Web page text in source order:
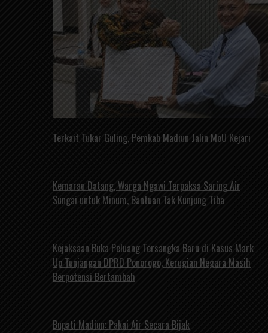
Terkait Tukar Guling, Pemkab Madiun Jalin MoU Kejari
Kemarau Datang, Warga Ngawi Terpaksa Saring Air
Sungai untuk Minum, Bantuan Tak Kunjung Tiba
Kejaksaan Buka Peluang Tersangka Baru di Kasus Mark
Up Tunjangan DPRD Ponorogo, Kerugian Negara Masih
Berpotensi Bertambah
Bupati Madiun: Pakai Air Secara Bijak